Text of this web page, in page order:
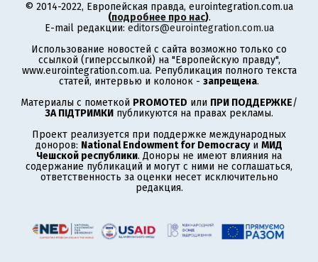
© 2014-2022, Европейская правда, eurointegration.com.ua
(подробнее про нас).
E-mail редакции: editors@eurointegration.com.ua
Использование новостей с сайта возможно только со
ссылкой (гиперссылкой) на "Европейскую правду",
www.eurointegration.com.ua. Републикация полного текста
статей, интервью и колонок - запрещена.
Материалы с пометкой PROMOTED или ПРИ ПОДДЕРЖКЕ/
ЗА ПІДТРИМКИ публикуются на правах рекламы.
Проект реализуется при поддержке международных
доноров: National Endowment for Democracyи МИД
Чешской республики. Доноры не имеют влияния на
содержание публикаций и могут с ними не соглашаться,
ответственность за оценки несет исключительно
редакция.